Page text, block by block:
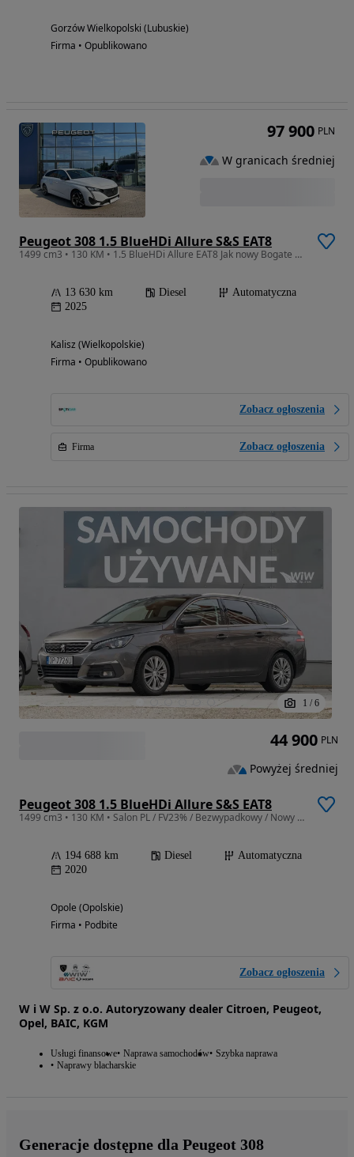
Gorzów Wielkopolski (Lubuskie)
Firma • Opublikowano
Peugeot 308 1.5 BlueHDi Allure S&S EAT8
1499 cm3 • 130 KM • 1.5 BlueHDi Allure EAT8 Jak nowy Bogate wyposażenie
13 630 km Diesel
Automatyczna
2025
Kalisz (Wielkopolskie)
Firma • Opublikowano
Zobacz ogłoszenia
Firma Zobacz ogłoszenia
97 900 PLN
W granicach średniej
1 / 6
Peugeot 308 1.5 BlueHDi Allure S&S EAT8
1499 cm3 • 130 KM • Salon PL / FV23% / Bezwypadkowy / Nowy silnik przy 140 tys km w ASO
194 688 km Diesel
Automatyczna
2020
Opole (Opolskie)
Firma • Podbite
Zobacz ogłoszenia
W i W Sp. z o.o. Autoryzowany dealer Citroen, Peugeot,
Opel, BAIC, KGM
Usługi finansowe Naprawa samochodów Szybka naprawa
Naprawy blacharskie
44 900 PLN
Powyżej średniej
Generacje dostępne dla Peugeot 308